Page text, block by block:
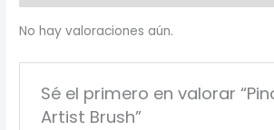
No hay valoraciones aún.
Sé el primero en valorar
Artist Brush”